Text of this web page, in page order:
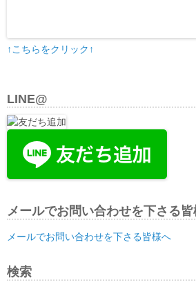
↑こちらをクリック↑
LINE@
メールでお問い合わせを下さる
メールでお問い合わせを下さる皆様へ
検索